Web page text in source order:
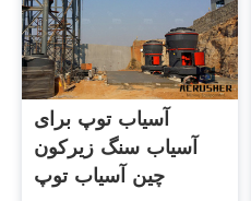
آسیاب توپ برای
آسیاب سنگ زیرکون
چین آسیاب توپ